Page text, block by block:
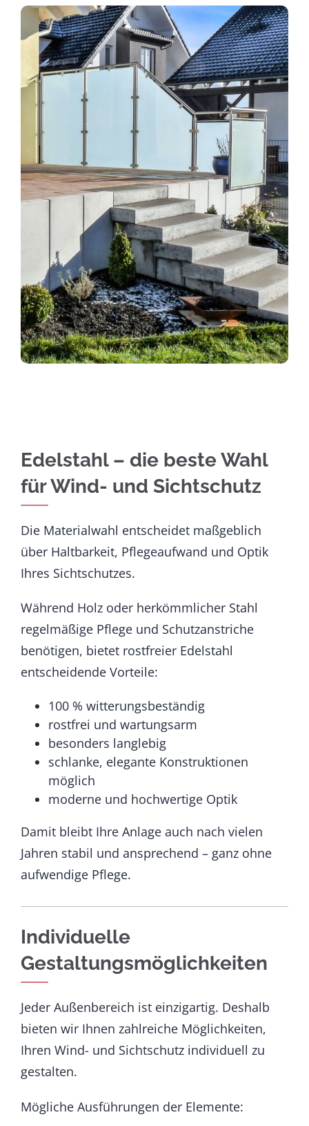
Edelstahl – die beste Wahl
für Wind- und Sichtschutz
Die Materialwahl entscheidet maßgeblich
über Haltbarkeit, Pflegeaufwand und Optik
Ihres Sichtschutzes.
Während Holz oder herkömmlicher Stahl
regelmäßige Pflege und Schutzanstriche
benötigen, bietet rostfreier Edelstahl
entscheidende Vorteile:
100 % witterungsbeständig
rostfrei und wartungsarm
besonders langlebig
schlanke, elegante Konstruktionen
möglich
moderne und hochwertige Optik
Damit bleibt Ihre Anlage auch nach vielen
Jahren stabil und ansprechend – ganz ohne
aufwendige Pflege.
Individuelle
Gestaltungsmöglichkeiten
Jeder Außenbereich ist einzigartig. Deshalb
bieten wir Ihnen zahlreiche Möglichkeiten,
Ihren Wind- und Sichtschutz individuell zu
gestalten.
Mögliche Ausführungen der Elemente: